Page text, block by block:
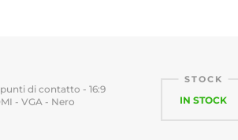
punti di contatto - 16:9
- VGA - Nero
STOCK
IN STOCK